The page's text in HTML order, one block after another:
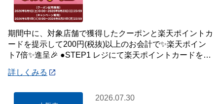
期間中に、対象店舗で獲得したクーポンと楽天ポイントカ
ードを提示して200円(税抜)以上のお会計で✨楽天ポイン
ト7倍✨進呈🎉 ●STEP1 レジにて楽天ポイントカードを提
詳しくみる
2026.07.30